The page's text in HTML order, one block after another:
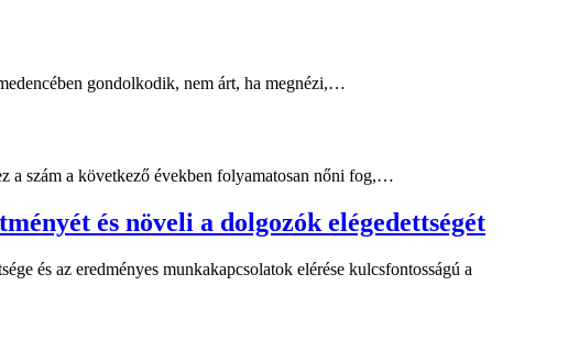
gondolkodik, nem árt, ha megnézi,…
a szám a következő években folyamatosan nőni fog,…
és növeli a dolgozók elégedettségét
és az eredményes munkakapcsolatok elérése kulcsfontosságú a